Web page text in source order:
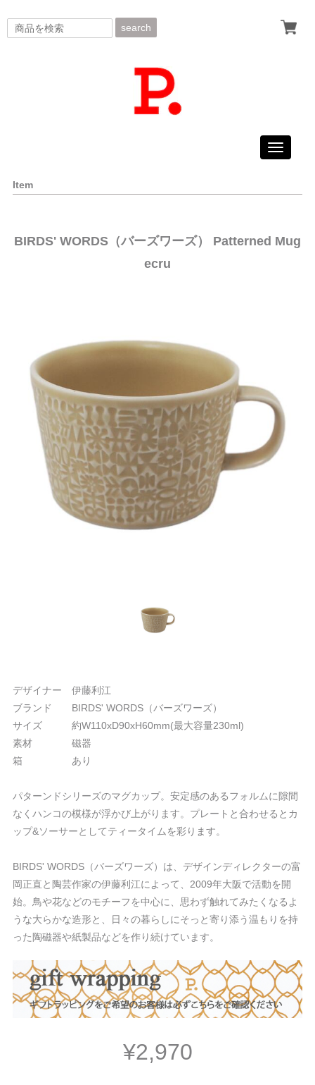
search
Toggle
Item
BIRDS' WORDS（バーズワーズ） Patterned Mug
ecru
デザイナー 伊藤利江
ブランド BIRDS' WORDS（バーズワーズ）
サイズ 約W110xD90xH60mm(最大容量230ml)
素材 磁器
箱 あり
パターンドシリーズのマグカップ。安定感のあるフォルムに隙間
なくハンコの模様が浮かび上がります。プレートと合わせるとカ
ップ&ソーサーとしてティータイムを彩ります。
BIRDS' WORDS（バーズワーズ）は、デザインディレクターの富
岡正直と陶芸作家の伊藤利江によって、2009年大阪で活動を開
始。鳥や花などのモチーフを中心に、思わず触れてみたくなるよ
うな大らかな造形と、日々の暮らしにそっと寄り添う温もりを持
った陶磁器や紙製品などを作り続けています。
¥2,970